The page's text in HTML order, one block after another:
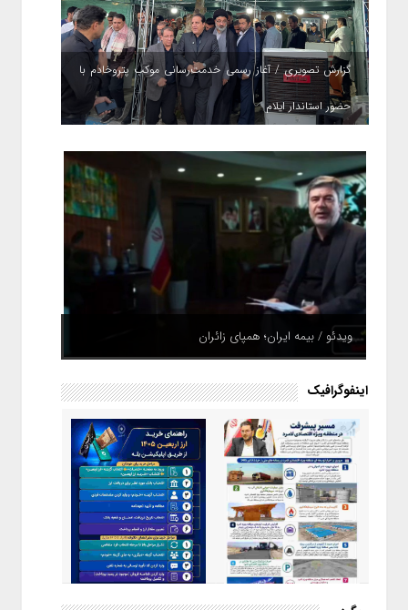
گزارش تصویری / آغاز رسمی خدمت‌رسانی موکب پتروخادم با
حضور استاندار ایلام
ویدئو / بیمه ایران؛ همپای زائران
اینفوگرافیک
اینفوگرافیک / راهنمای خرید ارز